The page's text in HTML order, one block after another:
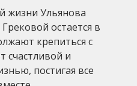
жизни Ульянова
остается в
крепиться с
счастливой и
постигая все